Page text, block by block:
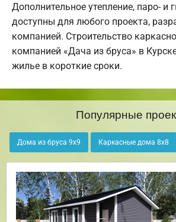
Дополнительное утепление, паро- и
доступны для любого проекта,
компанией. Строительство
компанией «Дача из бруса» в
жилье в короткие сроки.
Популярные
Дома из бруса 9х9 Каркасные дома 8х8